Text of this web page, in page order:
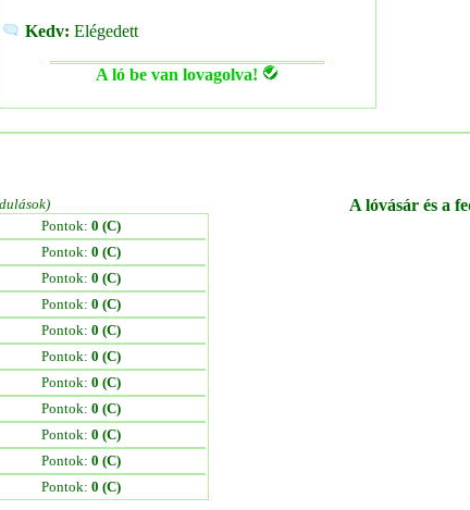
Kedv: Elégedett
A ló be van lovagolva!
Pontok: 0 (C)
Pontok: 0 (C)
Pontok: 0 (C)
Pontok: 0 (C)
Pontok: 0 (C)
Pontok: 0 (C)
Pontok: 0 (C)
Pontok: 0 (C)
Pontok: 0 (C)
Pontok: 0 (C)
Pontok: 0 (C)
A lóvásár és a